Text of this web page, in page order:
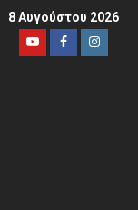
8 Αυγούστου 2026